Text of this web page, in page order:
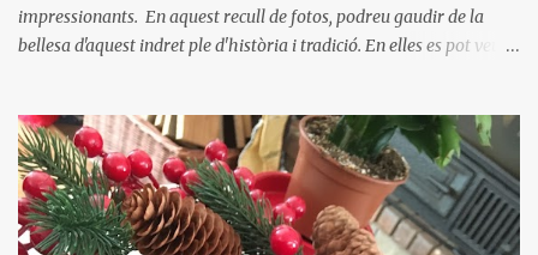
impressionants. En aquest recull de fotos, podreu gaudir de la
bellesa d'aquest indret ple d'història i tradició. En elles es pot veure
cultura navarresa i gaudir de la tranquil·litat d'un poble que
conserva el seu encant tradicional. Us animem a descobrir aquest
meravellós lloc i a deixar-vos captivar per la seva bellesa!